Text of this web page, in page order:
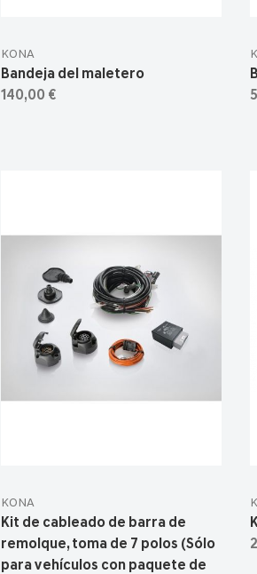
KONA
Bandeja del maletero
140,00 €
KONA
Kit de cableado de barra de
remolque, toma de 7 polos (Sólo
para vehículos con paquete de